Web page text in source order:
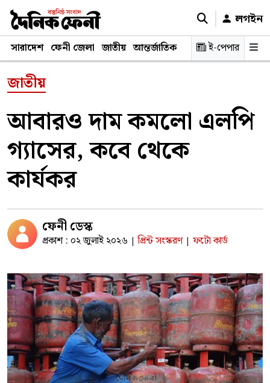
লগইন
সারাদেশ ফেনী জেলা জাতীয় আন্তর্জাতিক রাজনীতি স্বাস্থ্য শিক্ষা
ই-পেপার
জাতীয়
আবারও দাম কমলো এলপি
গ্যাসের, কবে থেকে
কার্যকর
ফেনী ডেস্ক
প্রকাশ : ০২ জুলাই ২০২৬ | প্রিন্ট সংস্করণ | ফটো কার্ড